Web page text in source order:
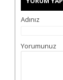
Adınız
Yorumunuz